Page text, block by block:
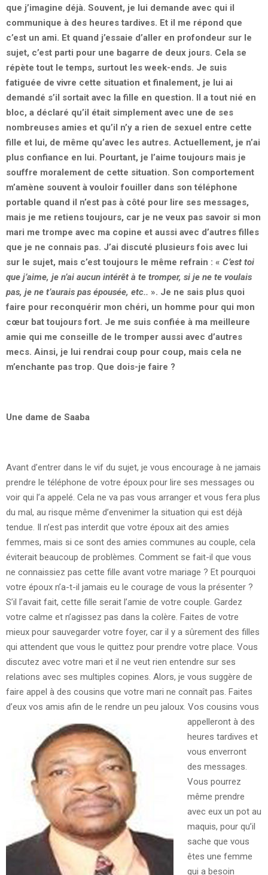
que j’imagine déjà. Souvent, je lui demande avec qui il
communique à des heures tardives. Et il me répond que
c’est un ami. Et quand j’essaie d’aller en profondeur sur le
sujet, c’est parti pour une bagarre de deux jours. Cela se
répète tout le temps, surtout les week-ends. Je suis
fatiguée de vivre cette situation et finalement, je lui ai
demandé s’il sortait avec la fille en question. Il a tout nié en
bloc, a déclaré qu’il était simplement avec une de ses
nombreuses amies et qu’il n’y a rien de sexuel entre cette
fille et lui, de même qu’avec les autres. Actuellement, je n’ai
plus confiance en lui. Pourtant, je l’aime toujours mais je
souffre moralement de cette situation. Son comportement
m’amène souvent à vouloir fouiller dans son téléphone
portable quand il n’est pas à côté pour lire ses messages,
mais je me retiens toujours, car je ne veux pas savoir si mon
mari me trompe avec ma copine et aussi avec d’autres filles
que je ne connais pas. J’ai discuté plusieurs fois avec lui
sur le sujet, mais c’est toujours le même refrain : « C’est toi
que j’aime, je n’ai aucun intérêt à te tromper, si je ne te voulais
pas, je ne t’aurais pas épousée, etc.. ». Je ne sais plus quoi
faire pour reconquérir mon chéri, un homme pour qui mon
cœur bat toujours fort. Je me suis confiée à ma meilleure
amie qui me conseille de le tromper aussi avec d’autres
mecs. Ainsi, je lui rendrai coup pour coup, mais cela ne
m’enchante pas trop. Que dois-je faire ?
Une dame de Saaba
Avant d’entrer dans le vif du sujet, je vous encourage à ne jamais
prendre le téléphone de votre époux pour lire ses messages ou
voir qui l’a appelé. Cela ne va pas vous arranger et vous fera plus
du mal, au risque même d’envenimer la situation qui est déjà
tendue. Il n’est pas interdit que votre époux ait des amies
femmes, mais si ce sont des amies communes au couple, cela
éviterait beaucoup de problèmes. Comment se fait-il que vous
ne connaissiez pas cette fille avant votre mariage ? Et pourquoi
votre époux n’a-t-il jamais eu le courage de vous la présenter ?
S’il l’avait fait, cette fille serait l’amie de votre couple. Gardez
votre calme et n’agissez pas dans la colère. Faites de votre
mieux pour sauvegarder votre foyer, car il y a sûrement des filles
qui attendent que vous le quittez pour prendre votre place. Vous
discutez avec votre mari et il ne veut rien entendre sur ses
relations avec ses multiples copines. Alors, je vous suggère de
faire appel à des cousins que votre mari ne connaît pas. Faites
d’eux vos amis afin de le rendre un peu jaloux. Vos cousins vous
appelleront à des
heures tardives et
vous enverront
des messages.
Vous pourrez
même prendre
avec eux un pot au
maquis, pour qu’il
sache que vous
êtes une femme
qui a besoin